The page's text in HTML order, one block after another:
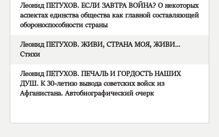
Леонид ПЕТУХОВ. ЕСЛИ ЗАВТРА ВОЙНА? О некоторых
аспектах единства общества как главной составляющей
обороноспособности страны
Леонид ПЕТУХОВ. ЖИВИ, СТРАНА МОЯ, ЖИВИ…
Стихи
Леонид ПЕТУХОВ. ПЕЧАЛЬ И ГОРДОСТЬ НАШИХ
ДУШ. К 30-летию вывода советских войск из
Афганистана. Автобиографический очерк